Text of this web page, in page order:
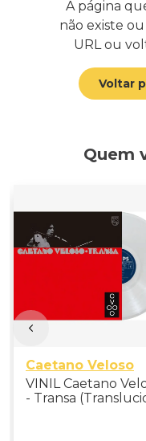
A página
não existe
URL ou
Voltar
Quem
Caetano Veloso
VINIL Caetano
- Transa